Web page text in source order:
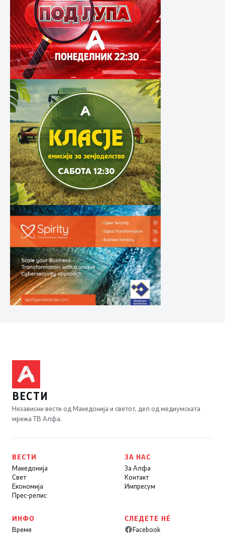
ВЕСТИ
Независни вести од Македонија и светот, дел од медиумската
мрежа ТВ Алфа.
ВЕСТИ
Македонија
Свет
Економија
Прес-релис
ЗА НАС
За Алфа
Контакт
Импресум
ИНФО
Време
СЛЕДЕТЕ НÉ
Facebook